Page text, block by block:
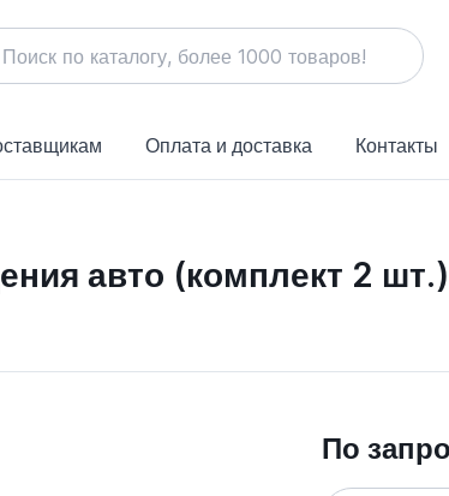
Оплата и доставка Контакты
авто (комплект 2
По